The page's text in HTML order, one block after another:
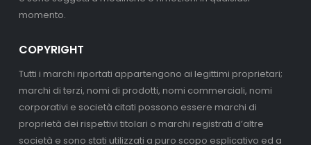
momento.
COPYRIGHT
Tutti i marchi riportati appartengono ai legittimi proprietari;
marchi di terzi, nomi di prodotti, nomi commerciali, nomi
corporativi e società citati possono essere marchi di
proprietà dei rispettivi titolari o marchi registrati d’altre
società e sono stati utilizzati a puro scopo esplicativo ed a